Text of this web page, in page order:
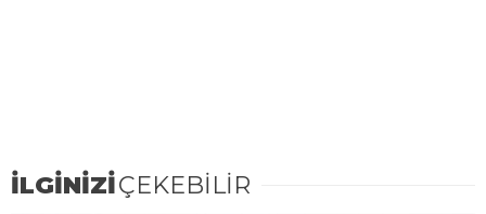
İLGİNİZİÇEKEBİLİR